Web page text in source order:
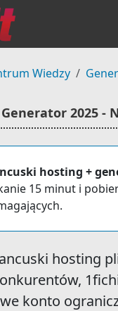
Wiedzy
2025 -
hosting +
15 minut i
hosting
konto